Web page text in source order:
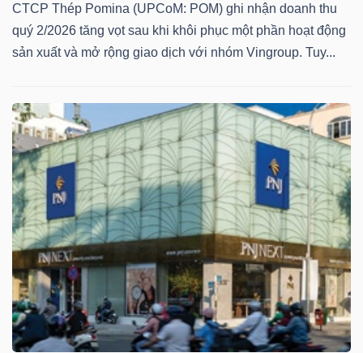
CTCP Thép Pomina (UPCoM: POM) ghi nhận doanh thu
quý 2/2026 tăng vọt sau khi khôi phục một phần hoạt động
sản xuất và mở rộng giao dịch với nhóm Vingroup. Tuy...
tài
chính